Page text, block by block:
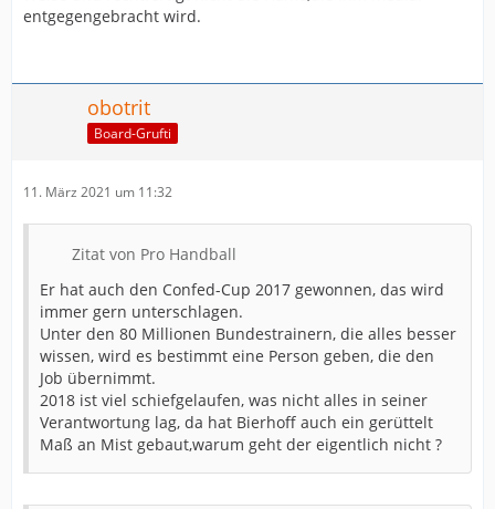
entgegengebracht wird.
obotrit
Board-Grufti
11. März 2021 um 11:32
Zitat von Pro Handball
Er hat auch den Confed-Cup 2017 gewonnen, das wird
immer gern unterschlagen.
Unter den 80 Millionen Bundestrainern, die alles besser
wissen, wird es bestimmt eine Person geben, die den
Job übernimmt.
2018 ist viel schiefgelaufen, was nicht alles in seiner
Verantwortung lag, da hat Bierhoff auch ein gerüttelt
Maß an Mist gebaut,warum geht der eigentlich nicht ?